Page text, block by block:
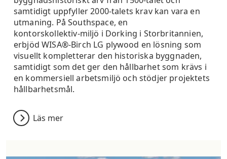
samtidigt uppfyller 2000‑talets krav kan vara en
utmaning. På Southspace, en
kontorskollektiv‑miljö i Dorking i Storbritannien,
erbjöd WISA®‑Birch LG plywood en lösning som
visuellt kompletterar den historiska byggnaden,
samtidigt som det ger den hållbarhet som krävs i
en kommersiell arbetsmiljö och stödjer projektets
hållbarhetsmål.
Läs mer